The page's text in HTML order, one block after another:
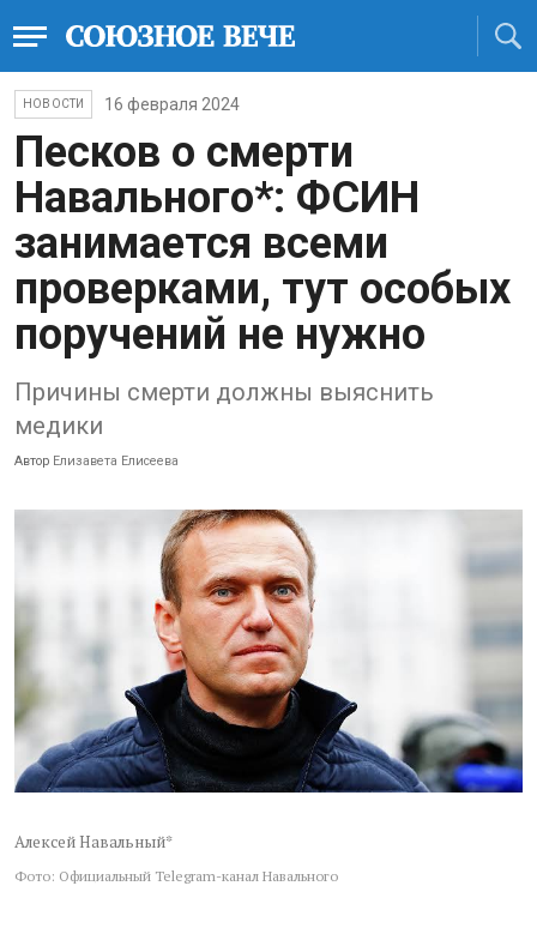
НОВОСТИ 16 февраля 2024
Песков о смерти
Навального*: ФСИН
занимается всеми
проверками, тут особых
поручений не нужно
Причины смерти должны выяснить
медики
Автор Елизавета Елисеева
Алексей Навальный*
Фото: Официальный Telegram-канал Навального